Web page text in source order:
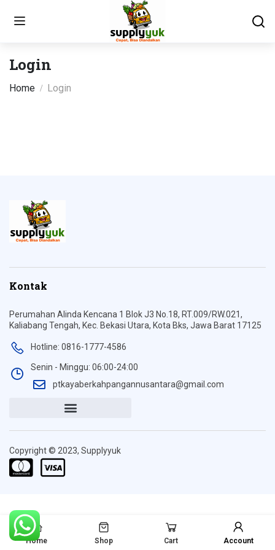
Home Login
Login
Kontak
Perumahan Alinda Kencana 1 Blok J3 No.18, RT.009/RW.021,
Kaliabang Tengah, Kec. Bekasi Utara, Kota Bks, Jawa Barat 17125
Hotline: 0816-1777-4586
Senin - Minggu: 06:00-24:00
ptkayaberkahpangannusantara@gmail.com
Copyright © 2023, Supplyyuk
Home Shop Cart Account